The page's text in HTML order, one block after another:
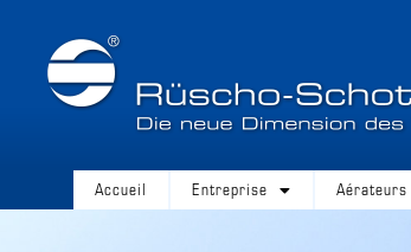
Accueil Entreprise